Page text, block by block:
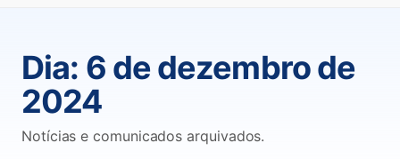
Dia: 6 de dezembro de
2024
Notícias e comunicados arquivados.